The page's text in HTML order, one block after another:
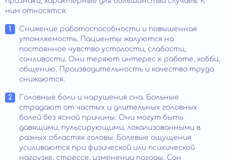
ним относятся:
Снижение работоспособности и повышенная
утомляемость. Пациенты жалуются на
постоянное чувство усталости, слабости,
сонливости. Они теряют интерес к работе, хобби,
общению. Производительность и качество труда
снижаются.
Головные боли и нарушения сна. Больные
страдают от частых и длительных головных
болей без ясной причины. Они могут быть
давящими, пульсирующими, локализованными в
разных областях головы. Болевые ощущения
усиливаются при физической или психической
нагрузке, стрессе, изменении погоды. Сон